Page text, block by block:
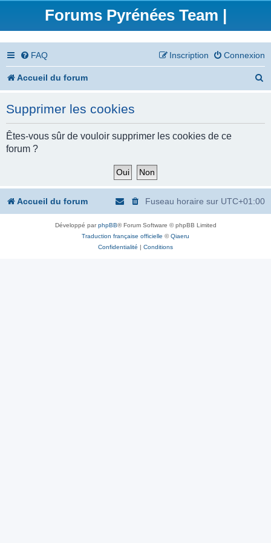
Forums Pyrénées Team |
FAQ Connexion
Inscription
Accueil du forum
c
Supprimer les cookies
Êtes-vous sûr de vouloir supprimer les cookies de ce
forum ?
Accueil du forum Fuseau horaire sur UTC+01:00
Développé parphpBB® Forum Software © phpBB Limited
Traduction française officielle ©Qiaeru
Confidentialité | Conditions